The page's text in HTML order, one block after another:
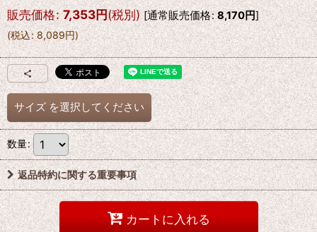
販売価格: 7,353円(税別) [通常販売価格: 8,170円]
(税込: 8,089円)
サイズ を選択してください
数量:
返品特約に関する重要事項
カートに入れる